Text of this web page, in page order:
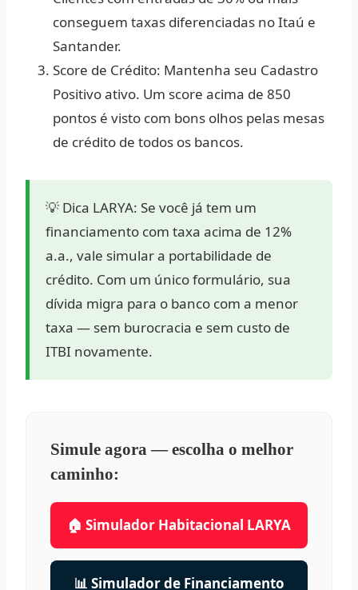
conseguem taxas diferenciadas no Itaú e
Santander.
Score de Crédito: Mantenha seu Cadastro
Positivo ativo. Um score acima de 850
pontos é visto com bons olhos pelas mesas
de crédito de todos os bancos.
💡 Dica LARYA: Se você já tem um
financiamento com taxa acima de 12%
a.a., vale simular a portabilidade de
crédito. Com um único formulário, sua
dívida migra para o banco com a menor
taxa — sem burocracia e sem custo de
ITBI novamente.
Simule agora — escolha o melhor
caminho:
🏠 Simulador Habitacional LARYA
📊 Simulador de Financiamento